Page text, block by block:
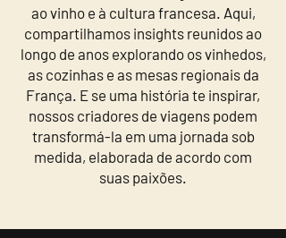
ao vinho e à cultura francesa. Aqui,
compartilhamos insights reunidos ao
longo de anos explorando os vinhedos,
as cozinhas e as mesas regionais da
França. E se uma história te inspirar,
nossos criadores de viagens podem
transformá-la em uma jornada sob
medida, elaborada de acordo com
suas paixões.